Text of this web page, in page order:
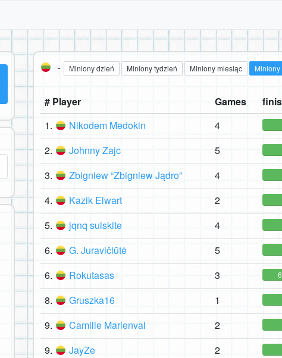
- Miniony dzień Miniony tydzień Miniony miesiąc Miniony
# Player Games
1.
Nikodem Medokin 4
2. Johnny Zajc 5
3. Zbigniew “Zbigniew Jądro” 4
4. Kazik Elwart 2
5. jqnq sulskite 4
6. G. Juravičiūtė 5
6. Rokutasas 3
8. Gruszka16 1
9. Camille Marienval 2
9. JayZe 2